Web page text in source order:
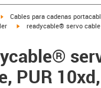
right
igus-icon-arrow-right
Cables para cadenas
igus-icon-arrow-right
readycable® servo cable
PUR